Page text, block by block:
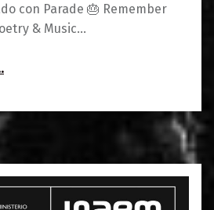
con Parade 🎂 Remember
& Music…
del 21 al 23 de febrero 🎂 Cumples cósmicos”